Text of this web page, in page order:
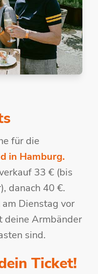
für die
in Hamburg.
33 € (bis
danach 40 €.
Dienstag vor
deine Armbänder
sind.
Ticket!